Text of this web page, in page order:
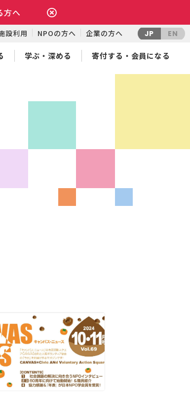
方へ
設利用 NPOの方へ 企業の方へ JP EN
学ぶ・深める 寄付する・会員になる